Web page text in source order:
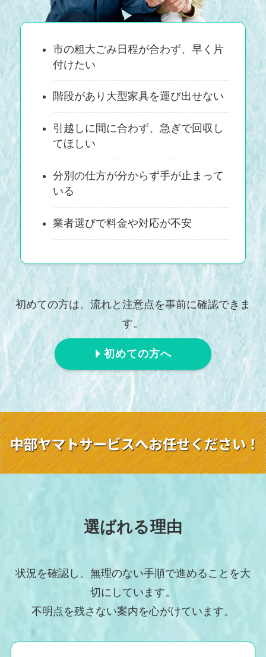
市の粗大ごみ日程が合わず、早く片
付けたい
階段があり大型家具を運び出せない
引越しに間に合わず、急ぎで回収し
てほしい
分別の仕方が分からず手が止まって
いる
業者選びで料金や対応が不安
初めての方は、流れと注意点を事前に確認できま
す。
初めての方へ
選ばれる理由
状況を確認し、無理のない手順で進めることを大
切にしています。
不明点を残さない案内を心がけています。